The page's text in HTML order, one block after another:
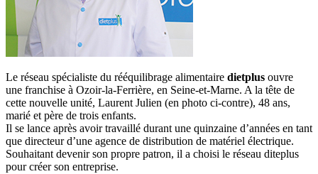
Le réseau spécialiste du rééquilibrage alimentaire dietplus ouvre
une franchise à Ozoir-la-Ferrière, en Seine-et-Marne. A la tête de
cette nouvelle unité, Laurent Julien (en photo ci-contre), 48 ans,
marié et père de trois enfants.
Il se lance après avoir travaillé durant une quinzaine d’années en tant
que directeur d’une agence de distribution de matériel électrique.
Souhaitant devenir son propre patron, il a choisi le réseau diteplus
pour créer son entreprise.